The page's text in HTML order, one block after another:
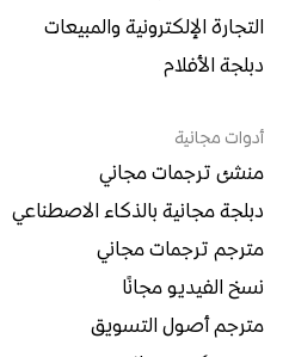
التجارة الإلكترونية والمبيعات
دبلجة الأفلام
أدوات مجانية
منشئ ترجمات مجاني
دبلجة مجانية بالذكاء الاصطناعي
مترجم ترجمات مجاني
نسخ الفيديو مجانًا
مترجم أصول التسويق